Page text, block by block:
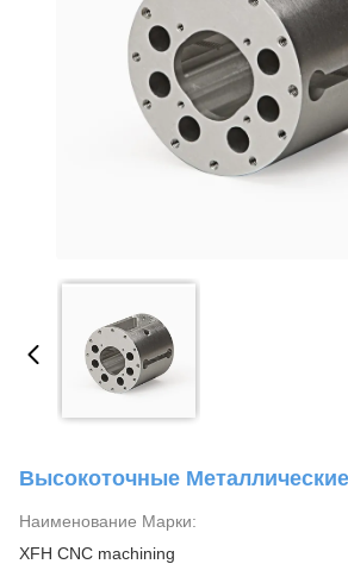
Высокоточные
Наименование Марки:
XFH CNC machining